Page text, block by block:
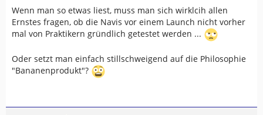
Wenn man so etwas liest, muss man sich wirklcih allen
Ernstes fragen, ob die Navis vor einem Launch nicht vorher
mal von Praktikern gründlich getestet werden ...
Oder setzt man einfach stillschweigend auf die Philosophie
"Bananenprodukt"?